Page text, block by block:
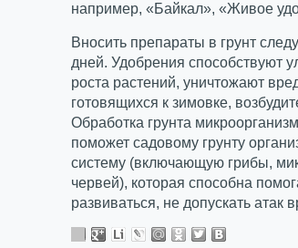
например, «Байкал», «Живое
Вносить препараты в грунт
дней. Удобрения способствуют
роста растений, уничтожают
готовящихся к зимовке,
Обработка грунта
поможет садовому грунту
систему (включающую грибы,
червей), которая способна
развиваться, не допускать атак